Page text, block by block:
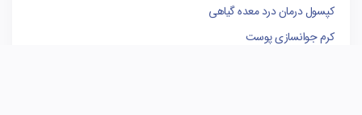
کپسول درمان درد معده گیاهی
کرم جوانسازی پوست